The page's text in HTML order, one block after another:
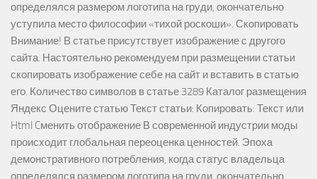
определялся размером логотипа на груди, окончательно
уступила место философии «тихой роскоши». Скопировать
Внимание! В статье присутствует изображение с другого
сайта. Настоятельно рекомендуем при размещении статьи
скопировать изображение себе на сайт и вставить в статью
его. Количество символов в статье 3289 Каталог размещения
Яндекс Оцените статью Текст статьи: Копировать: Текст или
Html Cменить отображение В современной индустрии моды
происходит глобальная переоценка ценностей. Эпоха
демонстративного потребления, когда статус владельца
определялся размером логотипа на груди, окончательно